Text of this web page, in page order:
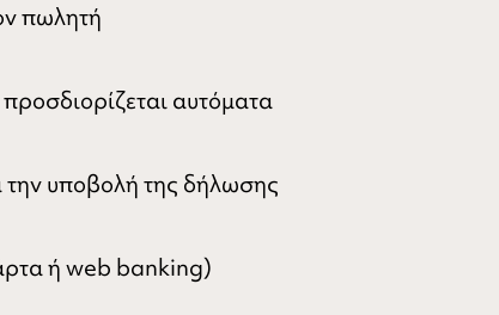
πωλητή
αυτόματα
υποβολή της δήλωσης
ή web banking)